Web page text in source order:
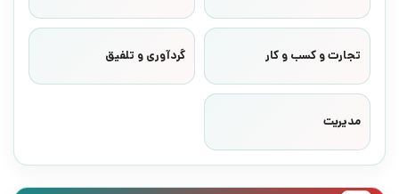
تجارت و کسب و کار گردآوری و تلفیق
مدیریت